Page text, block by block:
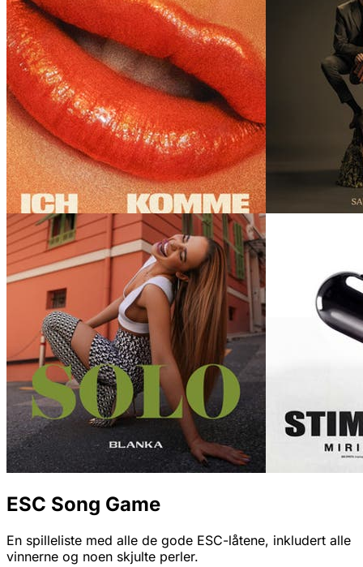
ESC Song Game
En spilleliste med alle de gode ESC-låtene, inkludert alle
vinnerne og noen skjulte perler.